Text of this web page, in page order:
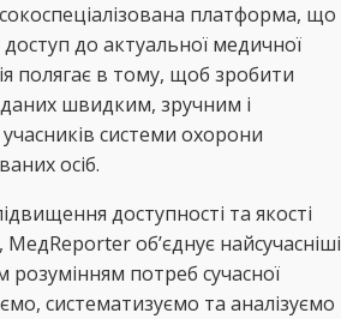
платформа, що
до актуальної медичної
полягає в тому, щоб зробити
швидким, зручним і
системи охорони
осіб.
доступності та якості
МедReporter об’єднує найсучасніші
розумінням потреб сучасної
систематизуємо та аналізуємо